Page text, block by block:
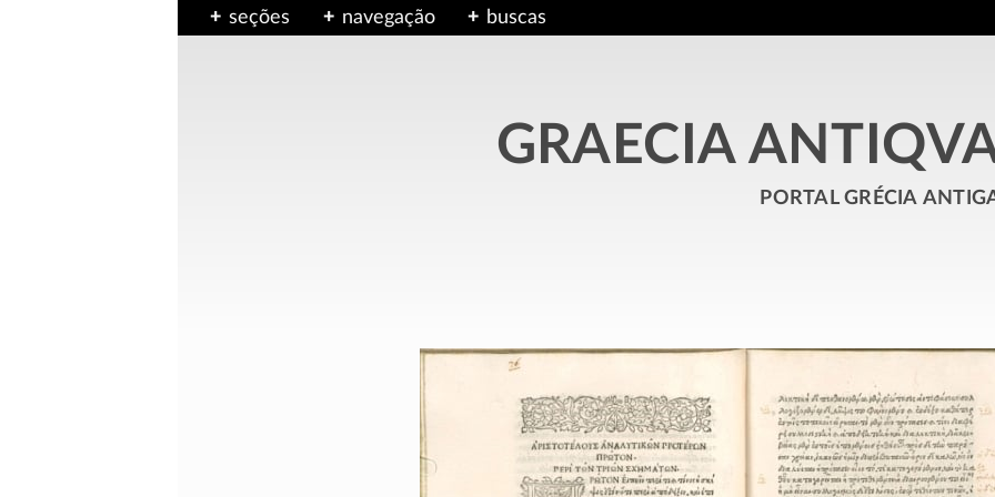
seções navegação buscas
GRAECIA
portal grécia